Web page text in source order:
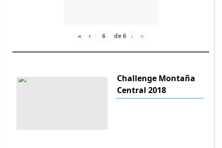
« ‹ de6 › »
Challenge Montaña
Central 2018